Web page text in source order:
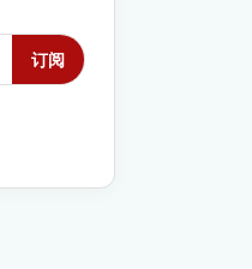
订阅